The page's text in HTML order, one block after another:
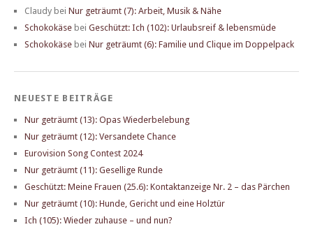
Claudy bei Nur geträumt (7): Arbeit, Musik & Nähe
Schokokäse bei Geschützt: Ich (102): Urlaubsreif & lebensmüde
Schokokäse bei Nur geträumt (6): Familie und Clique im Doppelpack
NEUESTE BEITRÄGE
Nur geträumt (13): Opas Wiederbelebung
Nur geträumt (12): Versandete Chance
Eurovision Song Contest 2024
Nur geträumt (11): Gesellige Runde
Geschützt: Meine Frauen (25.6): Kontaktanzeige Nr. 2 – das Pärchen
Nur geträumt (10): Hunde, Gericht und eine Holztür
Ich (105): Wieder zuhause – und nun?